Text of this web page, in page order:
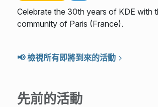
Celebrate the 30th years of KDE with
community of Paris (France).
📢 檢視所有即將到來的活動
先前的活動